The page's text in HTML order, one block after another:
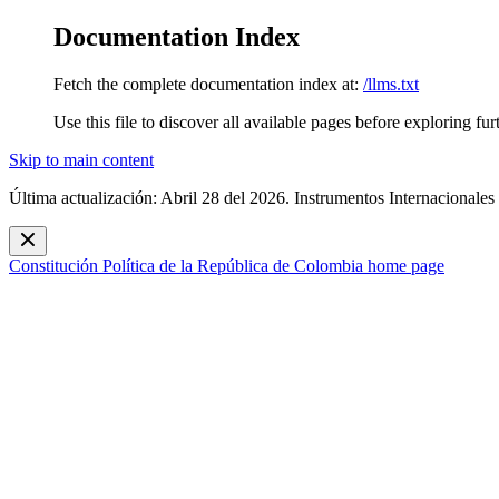
Documentation Index
Fetch the complete documentation index at: /llms.txt
Use this file to discover all available pages before exploring
Skip to main content
Última actualización: Abril 28 del 2026. Instrumentos Internacionales
Constitución Política de la República de Colombia home page